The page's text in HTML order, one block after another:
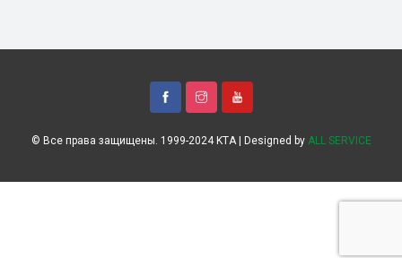
© Все права защищены. 1999-2024 KTA | Designed by ALL SERVICE